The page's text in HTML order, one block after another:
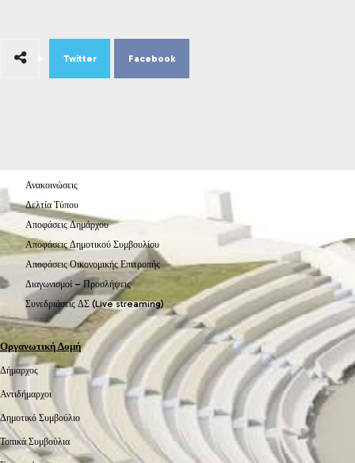
Twitter Facebook
Ανακοινώσεις
Δελτία Τύπου
Αποφάσεις Δημάρχου
Αποφάσεις Δημοτικού Συμβουλίου
Αποφάσεις Οικονομικής Επιτροπής
Διαγωνισμοί – Προσλήψεις
Συνεδριάσεις ΔΣ (Live streaming)
Οργανωτική Δομή
Δήμαρχος
Αντιδήμαρχοι
Δημοτικό Συμβούλιο
Τοπικά Συμβούλια